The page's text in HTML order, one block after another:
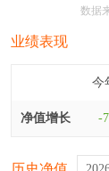
数据
业绩表现
今
净值增长 -